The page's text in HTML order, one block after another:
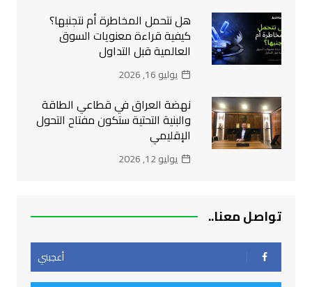
هل نتحمل المخاطرة أم نتجنبها؟
كيفية قراءة معنويات السوق
العالمية قبل التداول
يوليو 16, 2026
نهضة العراق في قطاعي الطاقة
والبنية التحتية ستكون مفتاح التحول
الإقليمي
يوليو 12, 2026
تواصل معنا..
أعجبني